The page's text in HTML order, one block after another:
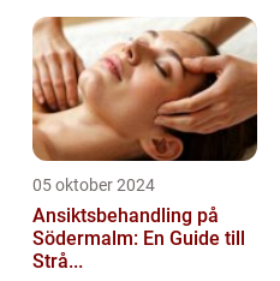
05 oktober 2024
Ansiktsbehandling på
Södermalm: En Guide till
Strå...